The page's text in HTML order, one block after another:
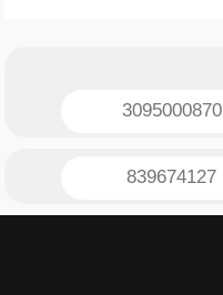
3095000870
839674127